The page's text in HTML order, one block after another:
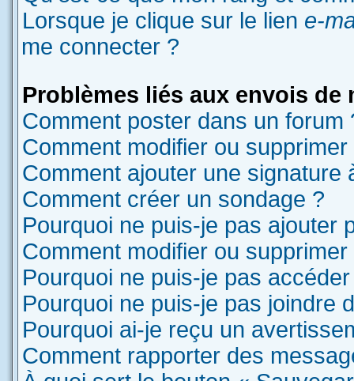
Lorsque je clique sur le lien e-
me connecter ?
Problèmes liés aux envois de
Comment poster dans un forum
Comment modifier ou
Comment ajouter une signature
Comment créer un sondage ?
Pourquoi ne puis-je pas ajouter
Comment modifier ou
Pourquoi ne puis-je pas
Pourquoi ne puis-je pas joindre
Pourquoi ai-je reçu un
Comment rapporter des